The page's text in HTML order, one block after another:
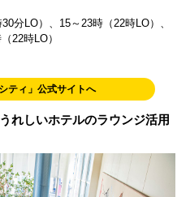
分LO）、15～23時（22時LO）、
22時LO）
ティ」公式サイトへ
れしいホテルのラウンジ活用